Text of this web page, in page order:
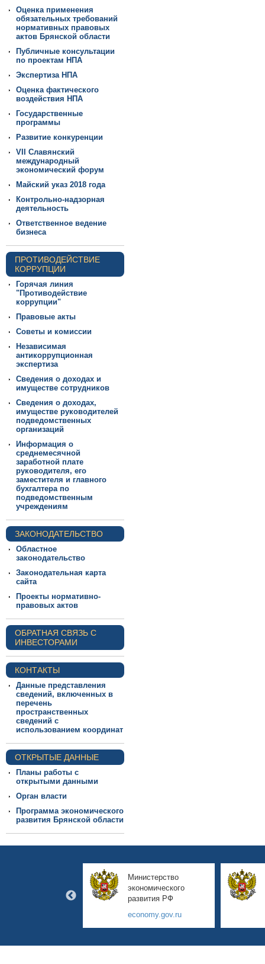
Оценка применения
обязательных требований
нормативных правовых
актов Брянской области
Публичные консультации
по проектам НПА
Экспертиза НПА
Оценка фактического
воздействия НПА
Государственные
программы
Развитие конкуренции
VII Славянский
международный
экономический форум
Майский указ 2018 года
Контрольно-надзорная
деятельность
Ответственное ведение
бизнеса
ПРОТИВОДЕЙСТВИЕ
КОРРУПЦИИ
Горячая линия
"Противодействие
коррупции"
Правовые акты
Советы и комиссии
Независимая
антикоррупционная
экспертиза
Сведения о доходах и
имуществе сотрудников
Сведения о доходах,
имуществе руководителей
подведомственных
организаций
Информация о
среднемесячной
заработной плате
руководителя, его
заместителя и главного
бухгалтера по
подведомственным
учреждениям
ЗАКОНОДАТЕЛЬСТВО
Областное
законодательство
Законодательная карта
сайта
Проекты нормативно-
правовых актов
ОБРАТНАЯ СВЯЗЬ С
ИНВЕСТОРАМИ
КОНТАКТЫ
Данные представления
сведений, включенных в
перечень
пространственных
сведений с
использованием координат
ОТКРЫТЫЕ ДАННЫЕ
Планы работы с
открытыми данными
Орган власти
Программа экономического
развития Брянской области
Министерство
экономического
развития РФ
economy.gov.ru